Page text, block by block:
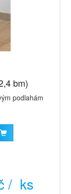
bm)
podlahám
/ ks